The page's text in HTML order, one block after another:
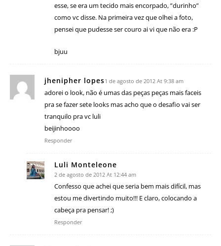
esse, se era um tecido mais encorpado, ”durinho”
como vc disse. Na primeira vez que olhei a foto,
pensei que pudesse ser couro ai vi que não era :P
bjuu
jhenipher lopes1 de agosto de 2012 At 9:38 am
adorei o look, não é umas das peças peças mais faceis
pra se fazer sete looks mas acho que o desafio vai ser
tranquilo pra vc luli
beijinhoooo
Responder
Luli Monteleone
2 de agosto de 2012 At 12:44 am
Confesso que achei que seria bem mais difícil, mas
estou me divertindo muito!!! E claro, colocando a
cabeça pra pensar! ;)
Responder